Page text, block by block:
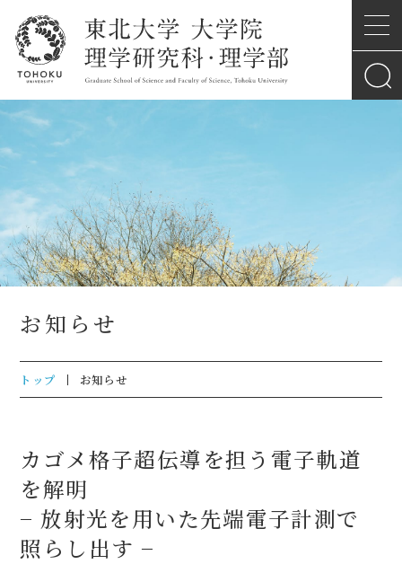
お知らせ
トップ お知らせ
カゴメ格子超伝導を担う電子軌道
を解明
− 放射光を用いた先端電子計測で
照らし出す −